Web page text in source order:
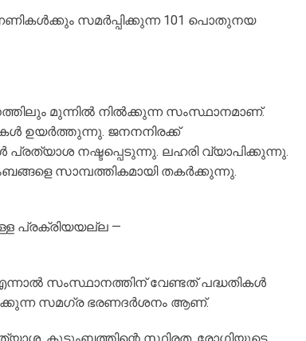
സമർപ്പിക്കുന്ന 101 പൊതുനയ
മുന്നിൽ നിൽക്കുന്ന സംസ്ഥാനമാണ്.
ഉയർത്തുന്നു. ജനനനിരക്ക്
നഷ്ടപ്പെടുന്നു. ലഹരി വ്യാപിക്കുന്നു.
സാമ്പത്തികമായി തകർക്കുന്നു.
പ്രക്രിയയല്ല —
സംസ്ഥാനത്തിന് വേണ്ടത് പദ്ധതികൾ
സമഗ്ര ഭരണദർശനം ആണ്.